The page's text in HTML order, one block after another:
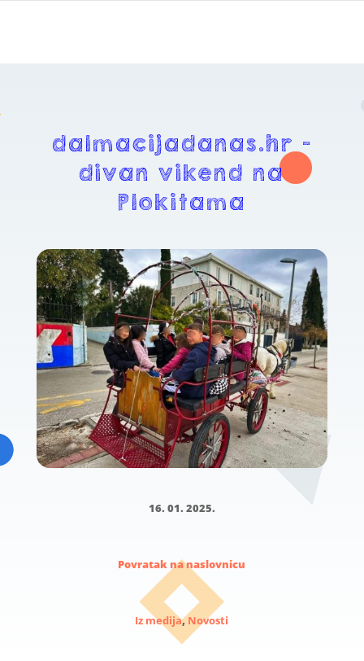
dalmacijadanas.hr –
divan vikend na
Plokitama
16. 01. 2025.
Povratak na naslovnicu
Iz medija,Novosti